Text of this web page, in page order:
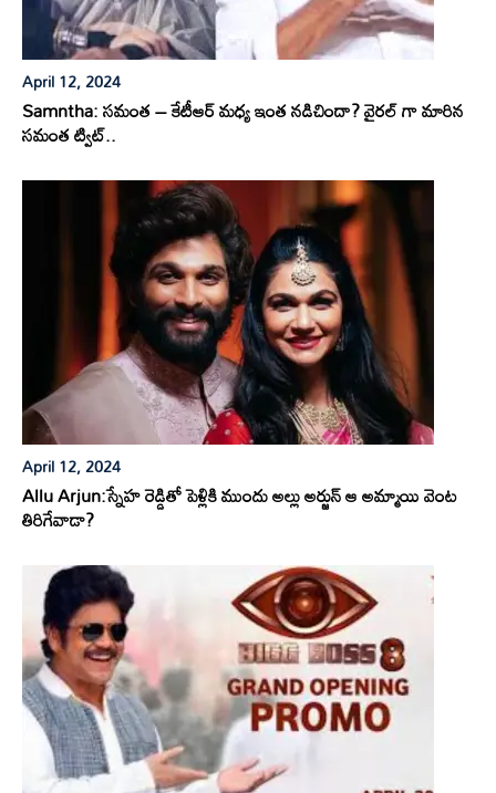
April 12, 2024
Samntha: సమంత – కేటీఆర్ మధ్య ఇంత నడిచిందా? వైరల్ గా మారిన
సమంత ట్విట్..
April 12, 2024
Allu Arjun:స్నేహ రెడ్డితో పెళ్లికి ముందు అల్లు అర్జున్ ఆ అమ్మాయి వెంట
తిరిగేవాడా?